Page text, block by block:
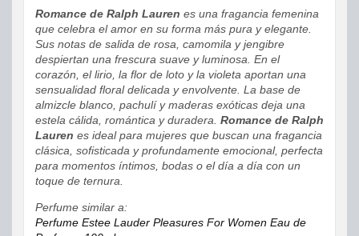
Romance de Ralph Lauren es una fragancia femenina
que celebra el amor en su forma más pura y elegante.
Sus notas de salida de rosa, camomila y jengibre
despiertan una frescura suave y luminosa. En el
corazón, el lirio, la flor de loto y la violeta aportan una
sensualidad floral delicada y envolvente. La base de
almizcle blanco, pachulí y maderas exóticas deja una
estela cálida, romántica y duradera. Romance de Ralph
Lauren es ideal para mujeres que buscan una fragancia
clásica, sofisticada y profundamente emocional, perfecta
para momentos íntimos, bodas o el día a día con un
toque de ternura.
Perfume similar a:
Perfume Estee Lauder Pleasures For Women Eau de